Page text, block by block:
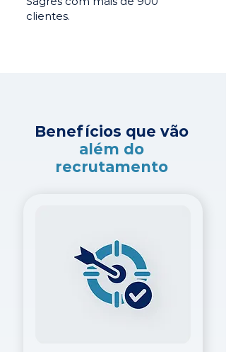
clientes.
Benefícios que vão
além do
recrutamento